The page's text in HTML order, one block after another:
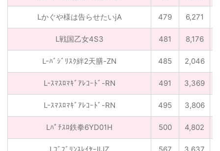
Lかぐや様は告らせたいjA 479 6,271
L戦国乙女4S3 481 8,176
L-ﾊﾞｼﾞﾘｽｸ絆2天膳-ZN 485 2,046
L-ｽﾏｽﾛﾏｷﾞｱﾚｺｰﾄﾞ-RN 491 3,369
L-ｽﾏｽﾛﾏｷﾞｱﾚｺｰﾄﾞ-RN 495 3,806
Lﾊﾟﾁｽﾛ鉄拳6YD01H 500 4,802